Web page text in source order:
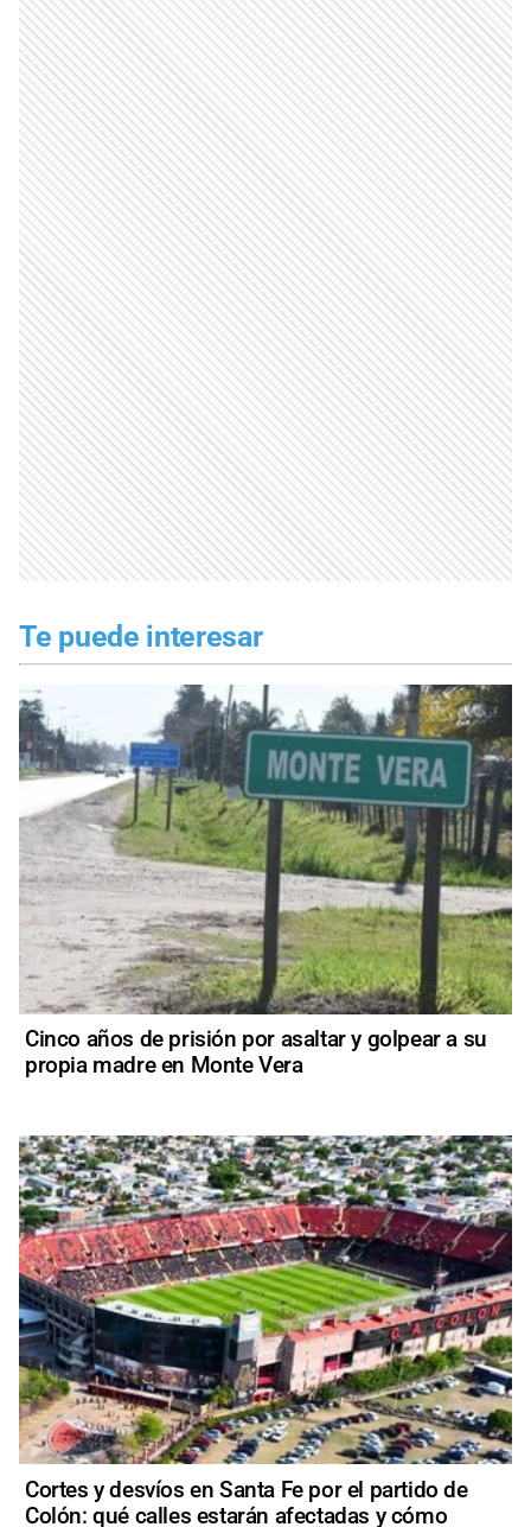
Te puede interesar
Cinco años de prisión por asaltar y golpear a su
propia madre en Monte Vera
Cortes y desvíos en Santa Fe por el partido de
Colón: qué calles estarán afectadas y cómo